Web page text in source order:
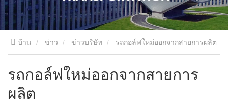
บ้าน ข่าว ข่าวบริษัท รถกอล์ฟใหม่ออกจากสายการผลิต
รถกอล์ฟใหม่ออกจากสายการ
ผลิต